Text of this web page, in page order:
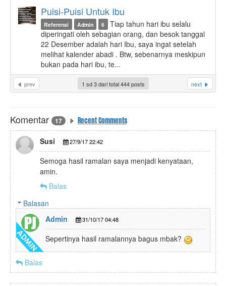
Puisi-Puisi Untuk Ibu
Referensi Admin 6
Tiap tahun hari ibu selalu
diperingati oleh sebagian orang, dan besok tanggal
22 Desember adalah hari Ibu, saya ingat setelah
melihat kalender abadi . Btw, sebenarnya meskipun
bukan pada hari ibu, te...
prev 1 sd 3 dari total 444 posts next
Komentar 17 Recent Comments
Susi 27/9/17 22:42
Semoga hasil ramalan saya menjadi kenyataan,
amin.
Balas
Balasan
Admin
31/10/17 04:48
Sepertinya hasil ramalannya bagus mbak?
Balas